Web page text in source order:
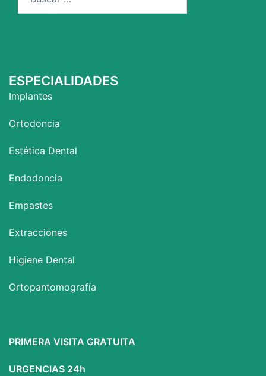
ESPECIALIDADES
Implantes
Ortodoncia
Estética Dental
Endodoncia
Empastes
Extracciones
Higiene Dental
Ortopantomografía
PRIMERA VISITA GRATUITA
URGENCIAS 24h